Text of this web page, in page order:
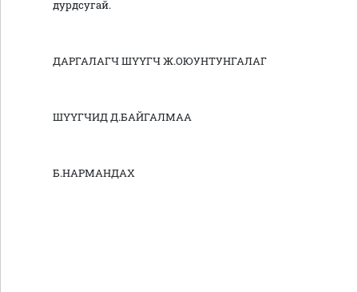
дурдсугай.
ДАРГАЛАГЧ ШҮҮГЧ Ж.ОЮУНТУНГАЛАГ
ШҮҮГЧИД Д.БАЙГАЛМАА
Б.НАРМАНДАХ